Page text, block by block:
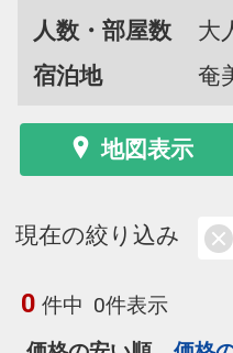
人数・部屋数
大
宿泊地
奄
地図表示
現在の絞り込み
0 件中 0件表示